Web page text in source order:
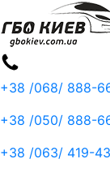
+38 /068/ 888-
+38 /050/ 888-
+38 /063/ 419-